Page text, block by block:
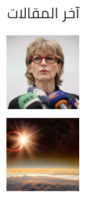
آخر المقالات